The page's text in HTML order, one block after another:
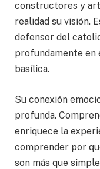
constructores y
realidad su visión.
defensor del
profundamente en
basílica.
Su conexión
profunda.
enriquece la
comprender por
son más que